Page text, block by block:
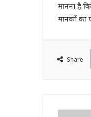
मानना है
मानकों का
Share